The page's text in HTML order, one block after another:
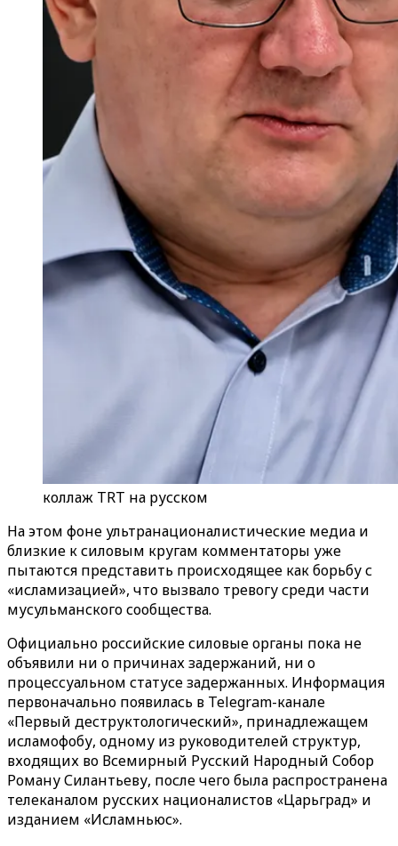
коллаж TRT на русском
На этом фоне ультранационалистические медиа и
близкие к силовым кругам комментаторы уже
пытаются представить происходящее как борьбу с
«исламизацией», что вызвало тревогу среди части
мусульманского сообщества.
Официально российские силовые органы пока не
объявили ни о причинах задержаний, ни о
процессуальном статусе задержанных. Информация
первоначально появилась в Telegram-канале
«Первый деструктологический», принадлежащем
исламофобу, одному из руководителей структур,
входящих во Всемирный Русский Народный Собор
Роману Силантьеву, после чего была распространена
телеканалом русских националистов «Царьград» и
изданием «Исламньюс».